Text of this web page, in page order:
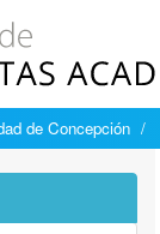
de Concepción